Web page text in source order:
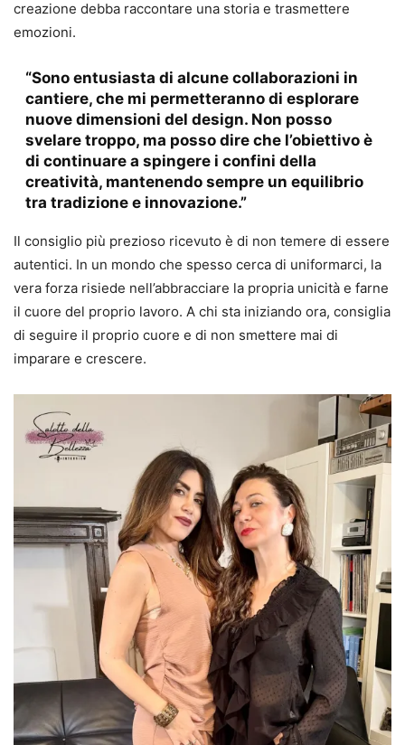
creazione debba raccontare una storia e trasmettere
emozioni.
“Sono entusiasta di alcune collaborazioni in
cantiere, che mi permetteranno di esplorare
nuove dimensioni del design. Non posso
svelare troppo, ma posso dire che l’obiettivo è
di continuare a spingere i confini della
creatività, mantenendo sempre un equilibrio
tra tradizione e innovazione.”
Il consiglio più prezioso ricevuto è di non temere di essere
autentici. In un mondo che spesso cerca di uniformarci, la
vera forza risiede nell’abbracciare la propria unicità e farne
il cuore del proprio lavoro. A chi sta iniziando ora, consiglia
di seguire il proprio cuore e di non smettere mai di
imparare e crescere.